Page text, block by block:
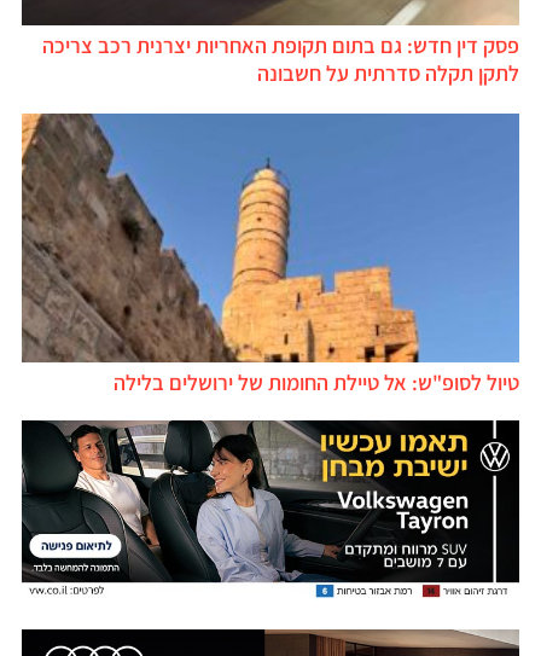
פסק דין חדש: גם בתום תקופת האחריות יצרנית רכב צריכה
לתקן תקלה סדרתית על חשבונה
טיול לסופ"ש: אל טיילת החומות של ירושלים בלילה